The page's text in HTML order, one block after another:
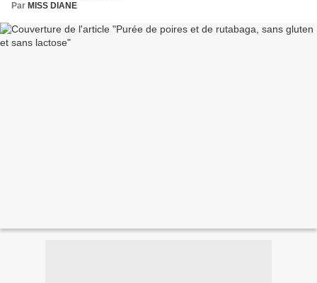
Par MISS DIANE